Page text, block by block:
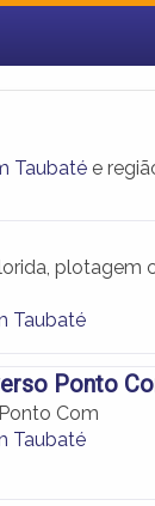
Taubaté e
plotagem
Taubaté
Ponto
Com
Taubaté